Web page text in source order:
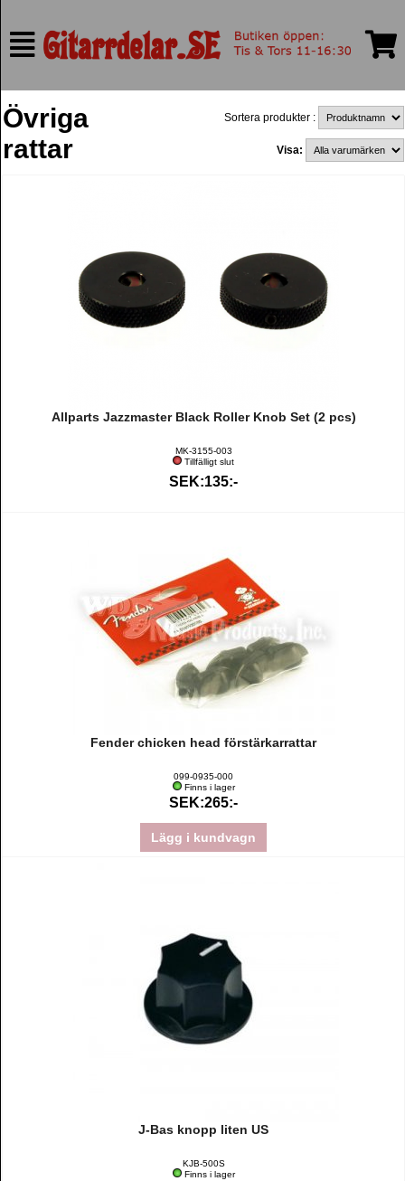
Övriga
rattar
Sortera produkter :
Visa:
Allparts Jazzmaster Black Roller Knob Set (2 pcs)
MK-3155-003
Tillfälligt slut
SEK:135:-
Fender chicken head förstärkarrattar
099-0935-000
Finns i lager
SEK:265:-
Lägg i kundvagn
J-Bas knopp liten US
KJB-500S
Finns i lager